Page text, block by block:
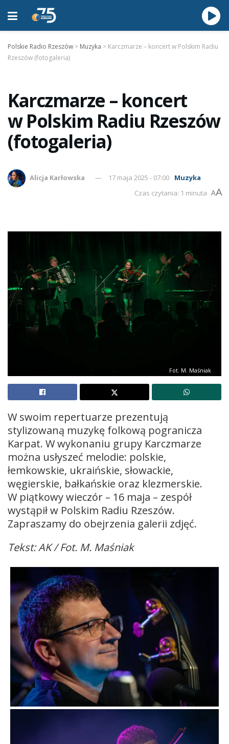
Polskie Radio Rzeszów > Muzyka > Karczmarze – koncert w Polskim Radiu
Rzeszów (fotogaleria)
Karczmarze – koncert
w Polskim Radiu Rzeszów
(fotogaleria)
Alicja Karłowska 17 maja 2025 - 07:00
Muzyka
Czas czytania: 1 minuta AA
Fot. M. Maśniak
W swoim repertuarze prezentują
stylizowaną muzykę folkową pogranicza
Karpat. W wykonaniu grupy Karczmarze
można usłyszeć melodie: polskie,
łemkowskie, ukraińskie, słowackie,
węgierskie, bałkańskie oraz klezmerskie.
W piątkowy wieczór – 16 maja – zespół
wystąpił w Polskim Radiu Rzeszów.
Zapraszamy do obejrzenia galerii zdjęć.
Tekst: AK / Fot. M. Maśniak